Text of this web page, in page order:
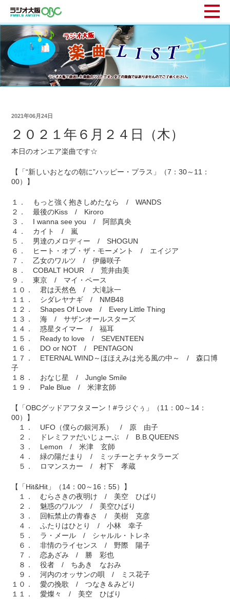
2021年06月24日
２０２１年６月２４日（木）
本日のオンエア楽曲です☆
【「“新しいおとなの朝に”ハッピー・プラス」（7：30～11：
00）】
１． もっと強く抱きしめたなら / WANDS
２． 最後のKiss / Kiroro
３． I wanna see you / 阿部真央
４． カイト / 嵐
５． 男達のメロディー / SHOGUN
６． ヒート・オブ・ザ・モーメント / エイジア
７． 乙女のワルツ / 伊藤咲子
８． COBALT HOUR / 荒井由美
９． 東京 / マイ・ペース
１０． 君は天然色 / 大滝詠一
１１． シダレヤナギ / NMB48
１２． Shapes Of Love / Every Little Thing
１３． 海 / サザンオールスターズ
１４． 惑星タイマー / 福耳
１５． Ready to love / SEVENTEEN
１６． DO or NOT / PENTAGON
１７． ETERNAL WIND～ほほえみは光る風の中～ / 森口博
子
１８． おなじ星 / Jungle Smile
１９． Pale Blue / 米津玄師
【「OBCグッドアフタヌーン！#ラジぐぅ」（11：00～14：
00）】
１． UFO（僕らの銀河系） / 原 由子
２． ドレミファだいじょーぶ / B.B.QUEENS
３． Lemon / 米津 玄師
４． 緑の陽だまり / ミッチーとチャタラーズ
５． ロマンスカー / 村下 孝蔵
【「Hit&Hit」（14：00～16：55）】
１． むらさきの夜明け / 美空 ひばり
２． 魅惑のワルツ / 美空ひばり
３． 回転禁止の青春さ / 美樹 克彦
４． ふたりはひとり / 小林 幸子
５． ラ・メール / シャルル・トレネ
６． 非情のライセンス / 野際 陽子
７． 恋あざみ / 勝 彩也
８． 役者 / ちあき なおみ
９． 河内のオッサンの唄 / ミス花子
１０． 愛の挽歌 / つなき＆みどり
１１． 愛燦々 / 美空 ひばり